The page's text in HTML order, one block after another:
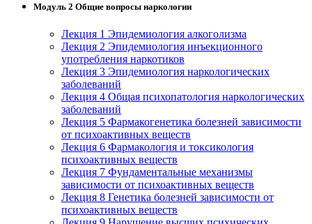
Модуль 2 Общие вопросы наркологии
Лекция 1 Эпидемиология алкоголизма
Лекция 2 Эпидемиология инъекционного
употребления наркотиков
Лекция 3 Эпидемиология наркологических
заболеваний
Лекция 4 Общая психопатология наркологических
заболеваний
Лекция 5 Фармакогенетика болезней зависимости
от психоактивных веществ
Лекция 6 Фармакология и токсикология
психоактивных веществ
Лекция 7 Фундаментальные механизмы
зависимости от психоактивных веществ
Лекция 8 Генетика болезней зависимости от
психоактивных веществ